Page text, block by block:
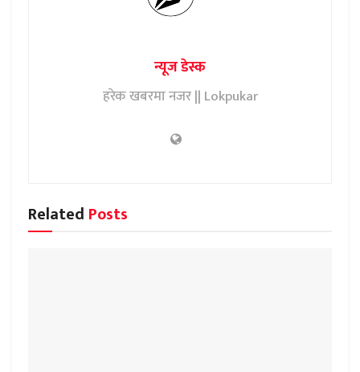
न्यूज डेस्क
हरेक खबरमा नजर || Lokpukar
Related Posts